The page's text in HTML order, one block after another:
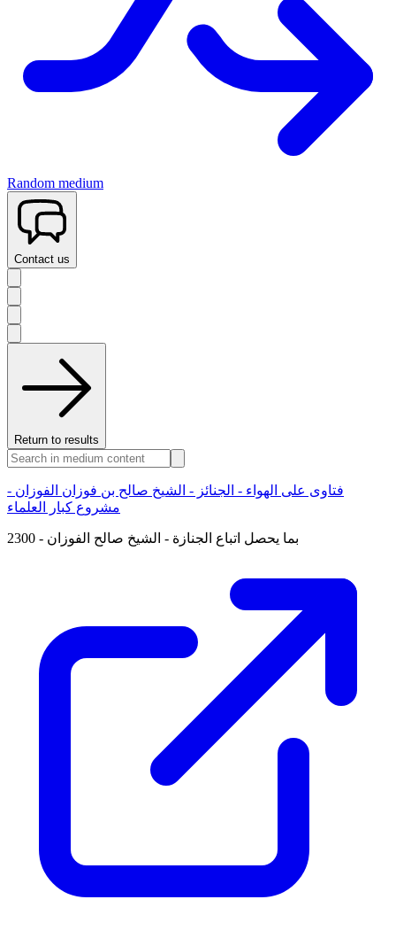
Random medium
Contact us
Return to results
فتاوى على الهواء - الجنائز - الشيخ صالح بن فوزان الفوزان -
مشروع كبار العلماء
2300 - بما يحصل اتباع الجنازة - الشيخ صالح الفوزان